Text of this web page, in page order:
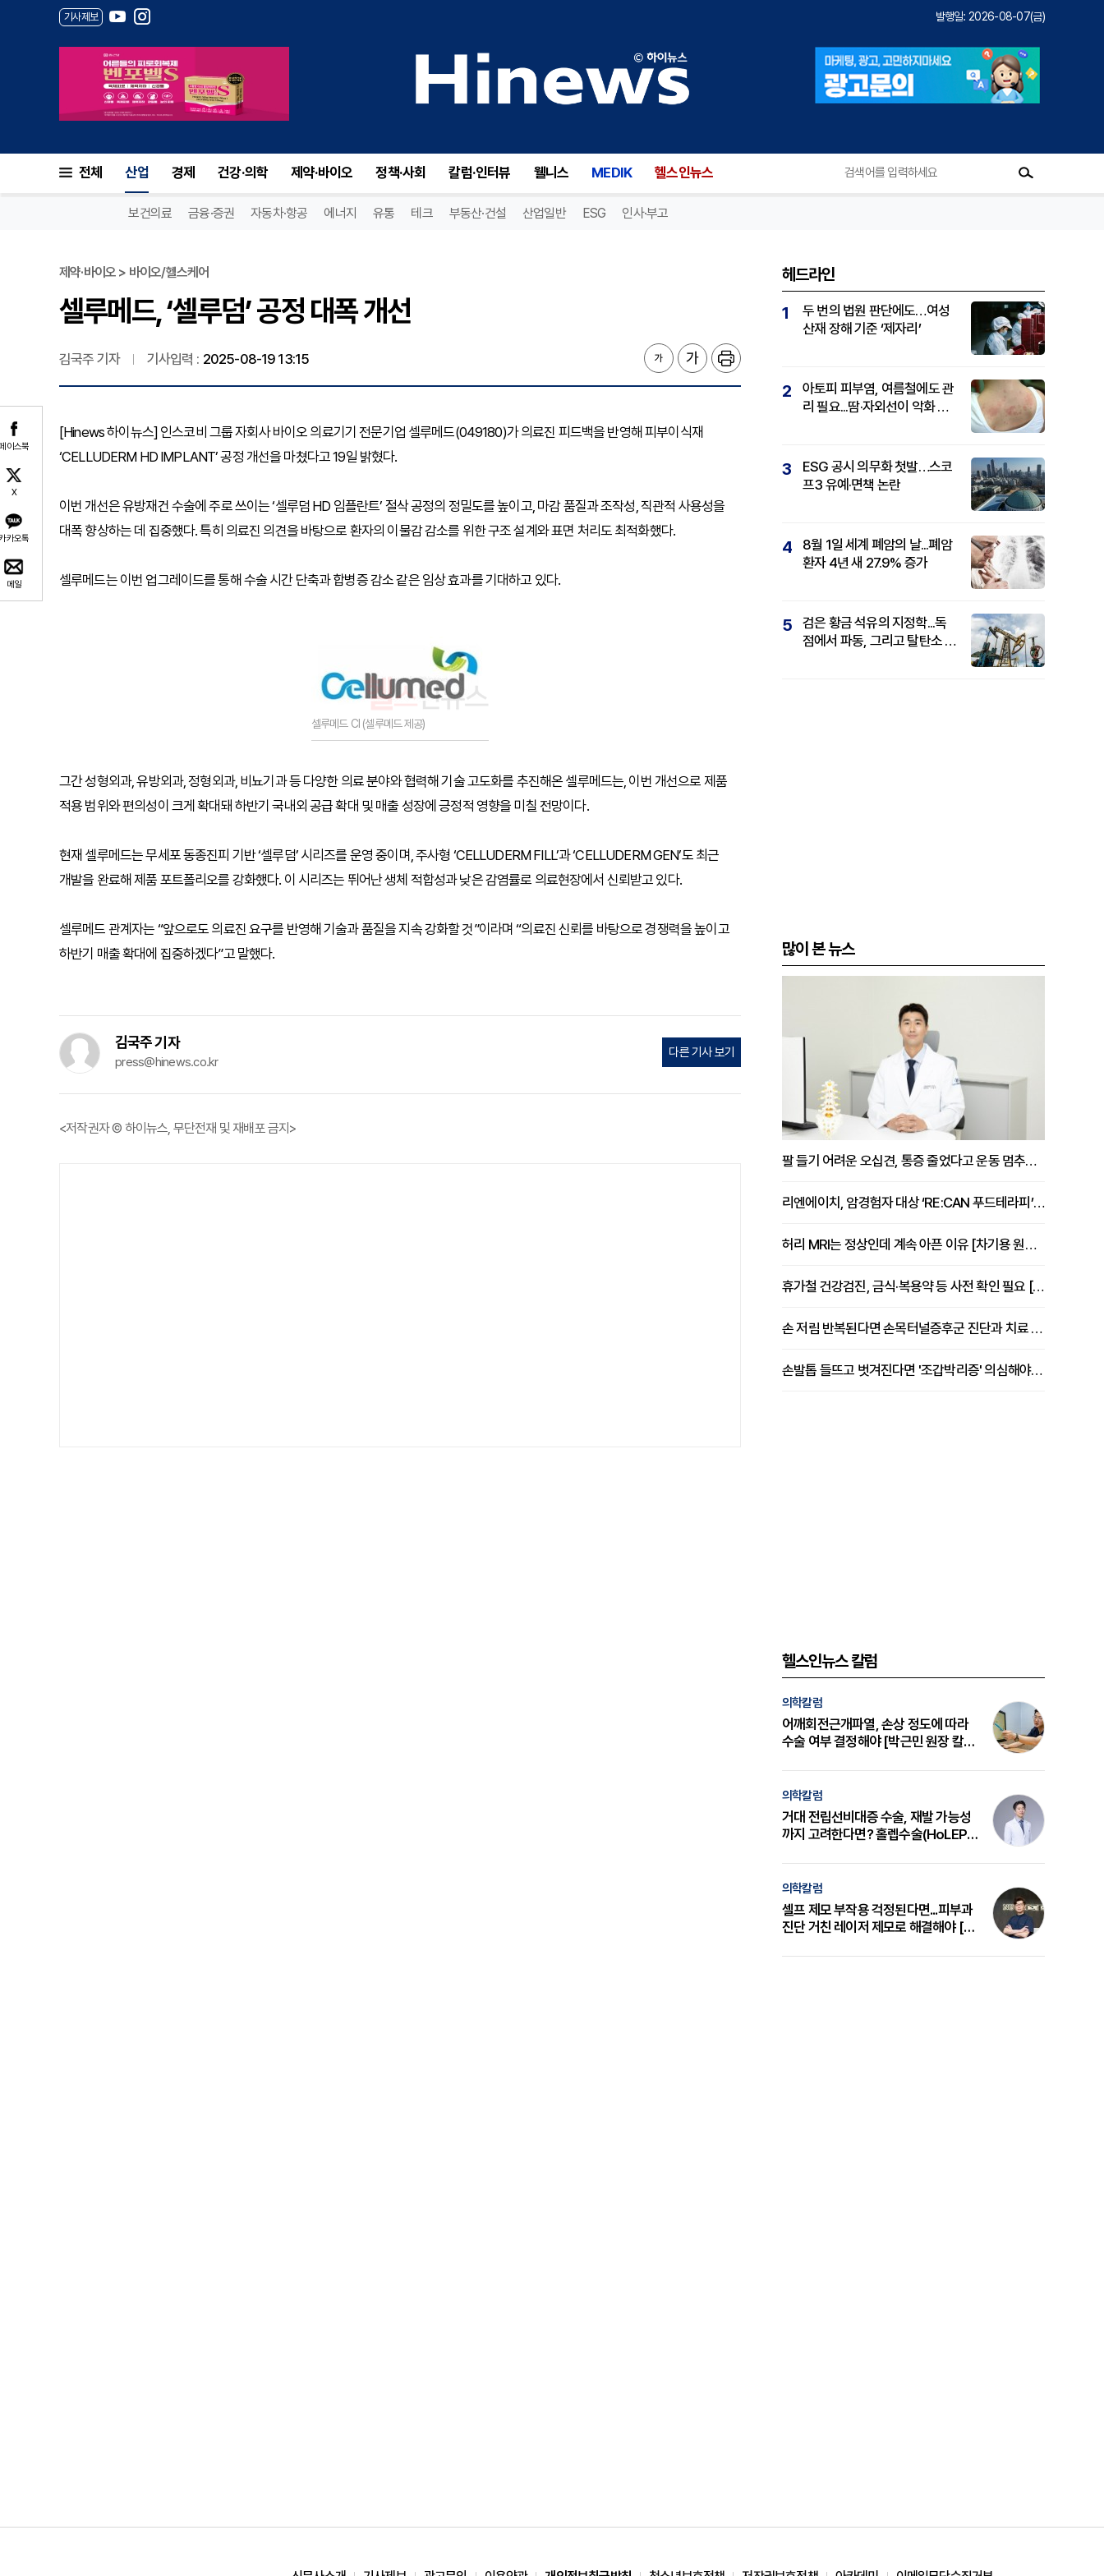
기사제보 발행일: 2026-08-07(금)
전체 산업 경제 건강·의학 제약·바이오 정책·사회 칼럼·인터뷰 웰니스 MEDIK 헬스인뉴스
보건의료 금융·증권 자동차·항공 에너지 유통 테크 부동산·건설 산업일반 ESG 인사·부고
이스북
X
카오톡
메일
제약·바이오 > 바이오/헬스케어
셀루메드, ‘셀루덤’ 공정 대폭 개선
김국주 기자 기사입력 : 2025-08-19 13:15
[Hinews 하이뉴스] 인스코비 그룹 자회사 바이오 의료기기 전문기업 셀루메드(049180)가 의료진 피드백을 반영해 피부이식재
‘CELLUDERM HD IMPLANT’ 공정 개선을 마쳤다고 19일 밝혔다.
이번 개선은 유방재건 수술에 주로 쓰이는 ‘셀루덤 HD 임플란트’ 절삭 공정의 정밀도를 높이고, 마감 품질과 조작성, 직관적 사용성을
대폭 향상하는 데 집중했다. 특히 의료진 의견을 바탕으로 환자의 이물감 감소를 위한 구조 설계와 표면 처리도 최적화했다.
셀루메드는 이번 업그레이드를 통해 수술 시간 단축과 합병증 감소 같은 임상 효과를 기대하고 있다.
셀루메드 CI (셀루메드 제공)
그간 성형외과, 유방외과, 정형외과, 비뇨기과 등 다양한 의료 분야와 협력해 기술 고도화를 추진해온 셀루메드는, 이번 개선으로 제품
적용 범위와 편의성이 크게 확대돼 하반기 국내외 공급 확대 및 매출 성장에 긍정적 영향을 미칠 전망이다.
현재 셀루메드는 무세포 동종진피 기반 ‘셀루덤’ 시리즈를 운영 중이며, 주사형 ‘CELLUDERM FILL’과 ‘CELLUDERM GEN’도 최근
개발을 완료해 제품 포트폴리오를 강화했다. 이 시리즈는 뛰어난 생체 적합성과 낮은 감염률로 의료현장에서 신뢰받고 있다.
셀루메드 관계자는 “앞으로도 의료진 요구를 반영해 기술과 품질을 지속 강화할 것”이라며 “의료진 신뢰를 바탕으로 경쟁력을 높이고
하반기 매출 확대에 집중하겠다”고 말했다.
김국주 기자
press@hinews.co.kr
다른 기사 보기
<저작권자 © 하이뉴스, 무단전재 및 재배포 금지>
헤드라인
1
두 번의 법원 판단에도…여성
산재 장해 기준 ‘제자리’
2
아토피 피부염, 여름철에도 관
리 필요...땀·자외선이 악화 요
3
ESG 공시 의무화 첫발…스코
프3 유예·면책 논란
4
8월 1일 세계 폐암의 날...폐암
환자 4년 새 27.9% 증가
5
검은 황금 석유의 지정학...독
점에서 파동, 그리고 탈탄소 패
많이 본 뉴스
팔 들기 어려운 오십견, 통증 줄었다고 운동 멈추면 안 되는 이유 [이병욱 원장 칼럼]
리엔에이치, 암경험자 대상 ‘RE:CAN 푸드테라피’ 운영
허리 MRI는 정상인데 계속 아픈 이유 [차기용 원장 칼럼]
휴가철 건강검진, 금식·복용약 등 사전 확인 필요 [정도감 원장 칼럼]
손 저림 반복된다면 손목터널증후군 진단과 치료 시기 살펴야 [김동현 원장 칼럼]
손발톱 들뜨고 벗겨진다면 '조갑박리증' 의심해야 [김철윤 원장 칼럼]
헬스인뉴스 칼럼
의학칼럼
어깨회전근개파열, 손상 정도에 따라
수술 여부 결정해야 [박근민 원장 칼
의학칼럼
거대 전립선비대증 수술, 재발 가능성
까지 고려한다면? 홀렙수술(HoLEP)
의학칼럼
셀프 제모 부작용 걱정된다면...피부과
진단 거친 레이저 제모로 해결해야 [변